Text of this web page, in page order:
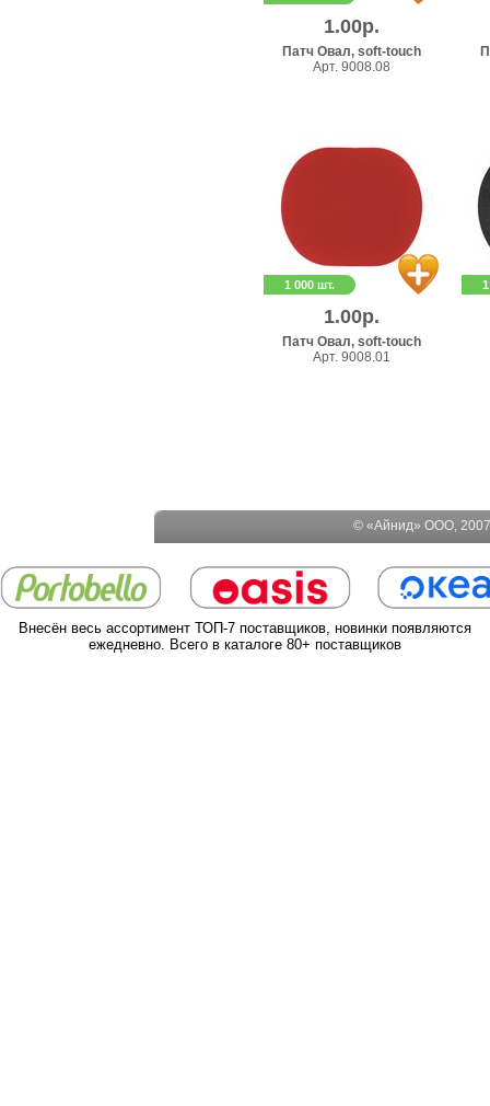
1.00р.
Патч Овал, soft-touch
Арт. 9008.08
1 000 шт.
1.00р.
Патч Овал, soft-touch
Арт. 9008.01
© «Айнид» ООО,
Внесён весь ассортимент ТОП-7 поставщиков, новинки появляются
ежедневно. Всего в каталоге 80+ поставщиков